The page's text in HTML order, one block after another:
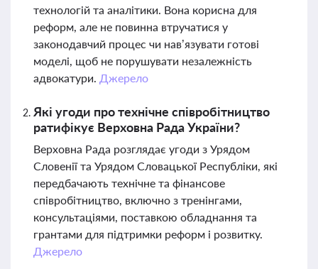
технологій та аналітики. Вона корисна для
реформ, але не повинна втручатися у
законодавчий процес чи нав’язувати готові
моделі, щоб не порушувати незалежність
адвокатури. Джерело
Які угоди про технічне співробітництво
ратифікує Верховна Рада України?
Верховна Рада розглядає угоди з Урядом
Словенії та Урядом Словацької Республіки, які
передбачають технічне та фінансове
співробітництво, включно з тренінгами,
консультаціями, поставкою обладнання та
грантами для підтримки реформ і розвитку.
Джерело